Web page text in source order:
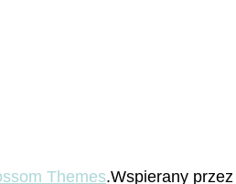
Themes.Wspierany przez